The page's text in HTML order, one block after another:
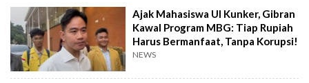
Ajak Mahasiswa UI Kunker, Gibran
Kawal Program MBG: Tiap Rupiah
Harus Bermanfaat, Tanpa Korupsi!
NEWS